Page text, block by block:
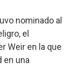
nominado al
el
Weir en la que
en una